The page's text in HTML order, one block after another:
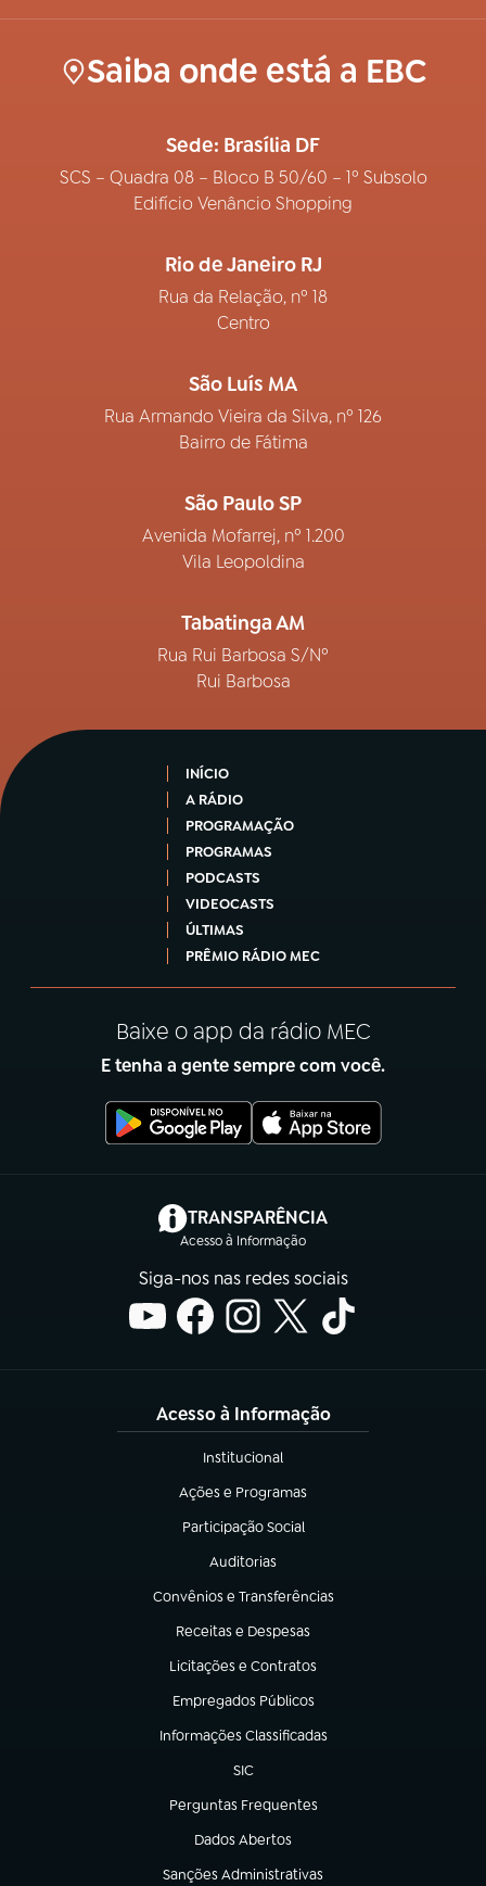
Saiba onde está a EBC
Sede: Brasília DF
SCS – Quadra 08 – Bloco B 50/60 – 1º Subsolo
Edifício Venâncio Shopping
Rio de Janeiro RJ
Rua da Relação, nº 18
Centro
São Luís MA
Rua Armando Vieira da Silva, nº 126
Bairro de Fátima
São Paulo SP
Avenida Mofarrej, nº 1.200
Vila Leopoldina
Tabatinga AM
Rua Rui Barbosa S/Nº
Rui Barbosa
INÍCIO
A RÁDIO
PROGRAMAÇÃO
PROGRAMAS
PODCASTS
VIDEOCASTS
ÚLTIMAS
PRÊMIO RÁDIO MEC
Baixe o app da rádio MEC
E tenha a gente sempre com você.
TRANSPARÊNCIA
Acesso à Informação
(abre em nova aba)
Siga-nos nas redes sociais
Acesso à Informação
Institucional
(abre em nova aba)
Ações e Programas
(abre em nova aba)
Participação Social
(abre em nova aba)
Auditorias
(abre em nova aba)
Convênios e Transferências
(abre em nova aba)
Receitas e Despesas
(abre em nova aba)
Licitações e Contratos
(abre em nova aba)
Empregados Públicos
(abre em nova aba)
Informações Classificadas
(abre em nova aba)
SIC
(abre em nova aba)
Perguntas Frequentes
(abre em nova aba)
Dados Abertos
(abre em nova aba)
Sanções Administrativas
(abre em nova aba)